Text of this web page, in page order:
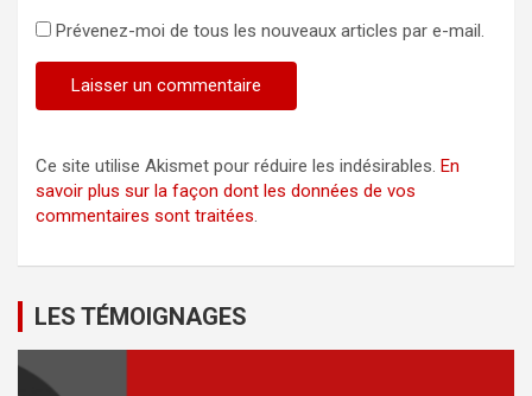
Prévenez-moi de tous les nouveaux articles par e-mail.
Ce site utilise Akismet pour réduire les indésirables. En
savoir plus sur la façon dont les données de vos
commentaires sont traitées.
LES TÉMOIGNAGES